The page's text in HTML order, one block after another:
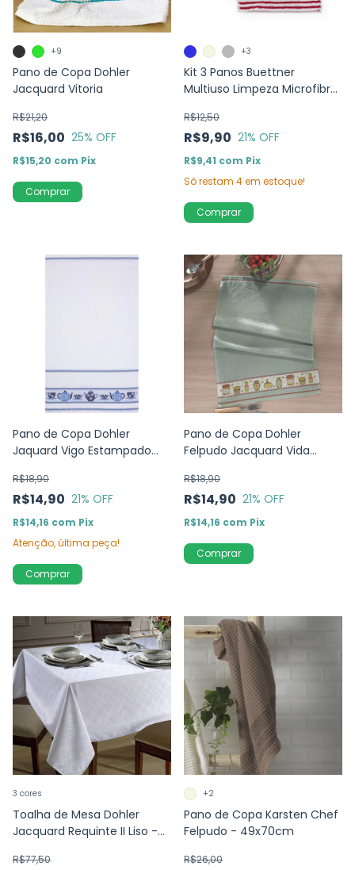
Pano de Copa Dohler
Jacquard Vitoria
R$16,00
R$21,20
25% OFF
R$15,20 com Pix
+9
Comprar
Kit 3 Panos Buettner
Multiuso Limpeza Microfibra
R$9,90
R$12,50
21% OFF
R$9,41 com Pix
Só restam 4em estoque!
+3
Comprar
Pano de Copa Dohler
Jaquard Vigo Estampado
R$14,90
R$18,90
21% OFF
R$14,16 com Pix
Atenção, última peça!
Comprar
Pano de Copa Dohler
Felpudo Jacquard Vida
R$14,90
R$18,90
21% OFF
R$14,16 com Pix
Toalha de Mesa Dohler
Jacquard Requinte II Liso -
R$77,50
3 cores
Pano de Copa Karsten Chef
Felpudo - 49x70cm
R$26,00
+2